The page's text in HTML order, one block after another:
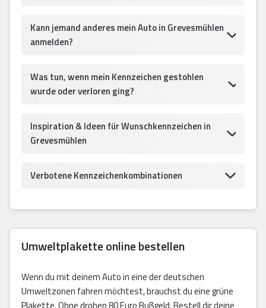
Kann jemand anderes mein Auto in Grevesmühlen
anmelden?
Was tun, wenn mein Kennzeichen gestohlen
wurde oder verloren ging?
Inspiration & Ideen für Wunschkennzeichen in
Grevesmühlen
Verbotene Kennzeichenkombinationen
Umweltplakette online bestellen
Wenn du mit deinem Auto in eine der deutschen
Umweltzonen fahren möchtest, brauchst du eine grüne
Plakette. Ohne drohen 80 Euro Bußgeld. Bestell dir deine